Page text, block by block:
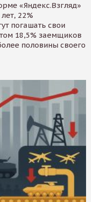
«Яндекс.Взгляд»
22%
погашать свои
18,5% заемщиков
половины своего